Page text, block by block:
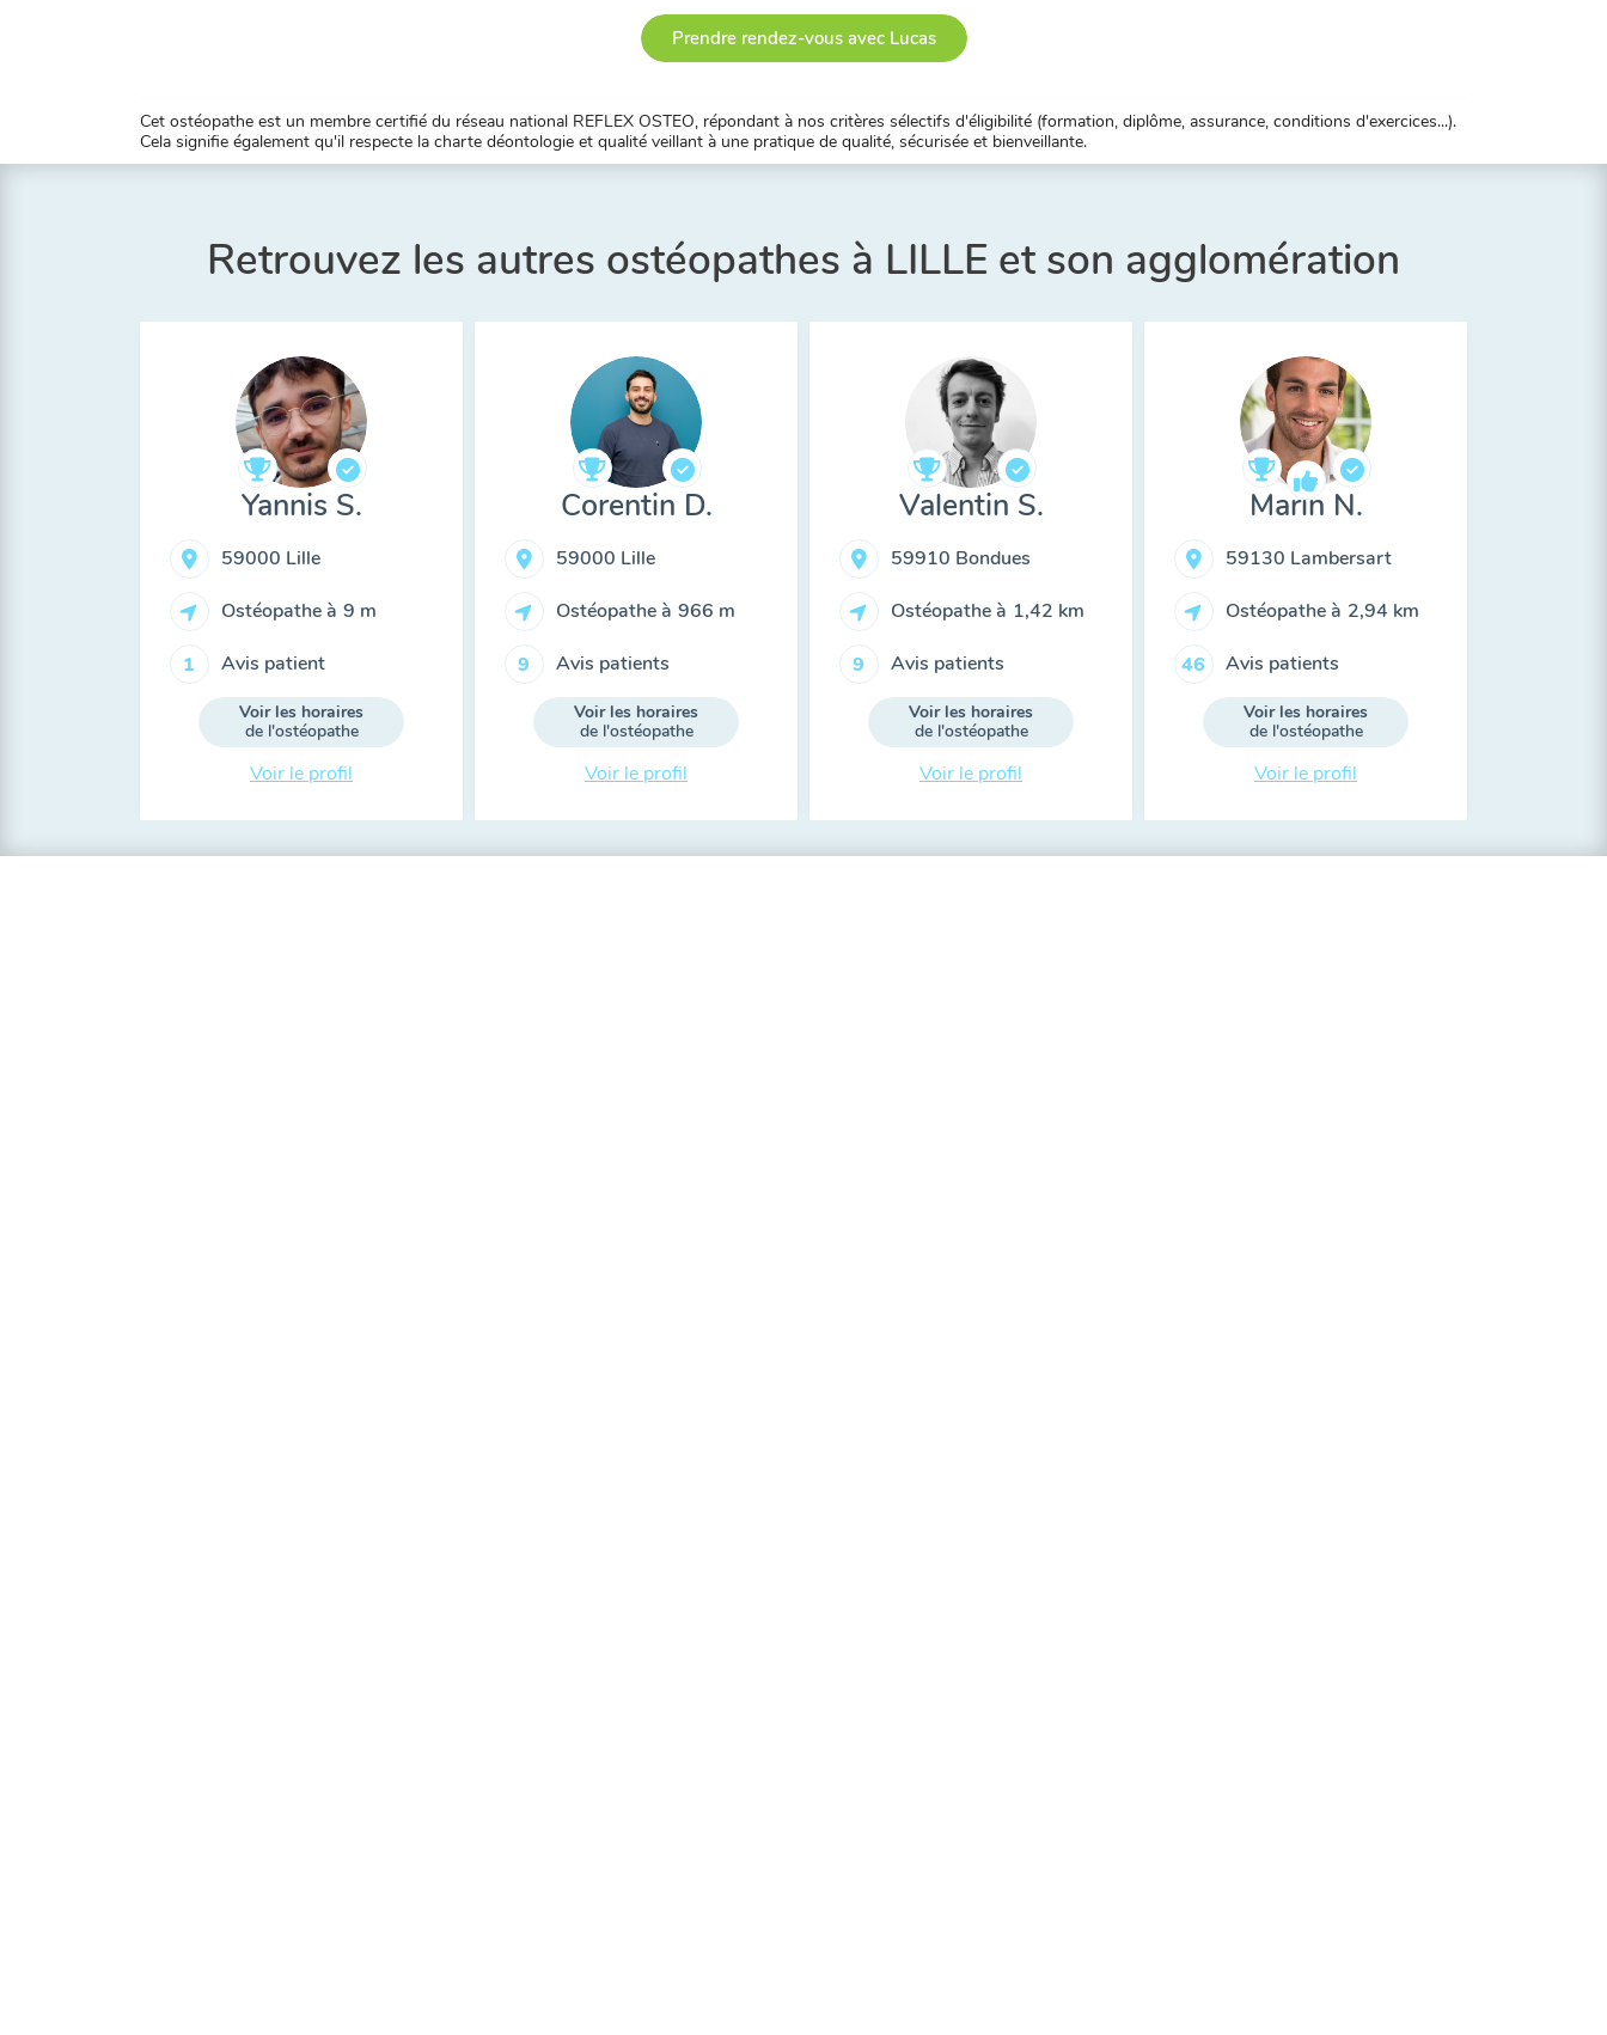
Prendre rendez-vous avec Lucas
Cet ostéopathe est un membre certifié du réseau national REFLEX OSTEO, répondant à nos critères sélectifs d'éligibilité (formation, diplôme, assurance, conditions d'exercices...).
Cela signifie également qu'il respecte la charte déontologie et qualité veillant à une pratique de qualité, sécurisée et bienveillante.
Retrouvez les autres ostéopathes à LILLE et son agglomération
Yannis S.
59000 Lille
Ostéopathe à 9 m
1 Avis patient
Voir les horaires
de l'ostéopathe
Voir le profil
Corentin D.
59000 Lille
Ostéopathe à 966 m
9 Avis patients
Voir les horaires
de l'ostéopathe
Voir le profil
Valentin S.
59910 Bondues
Ostéopathe à 1,42 km
9 Avis patients
Voir les horaires
de l'ostéopathe
Voir le profil
Marin N.
59130 Lambersart
Ostéopathe à 2,94 km
46 Avis patients
Voir les horaires
de l'ostéopathe
Voir le profil